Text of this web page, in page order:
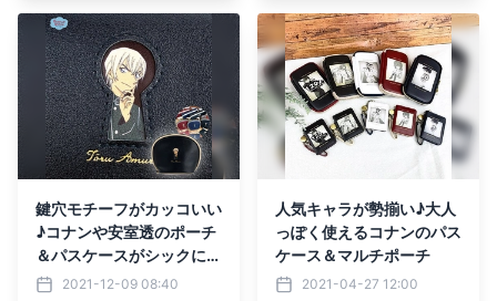
鍵穴モチーフがカッコいい
♪コナンや安室透のポーチ
＆パスケースがシックにギ
フトにぴったりな件。
2021-12-09 08:40
人気キャラが勢揃い♪大人
っぽく使えるコナンのパス
ケース＆マルチポーチ
2021-04-27 12:00